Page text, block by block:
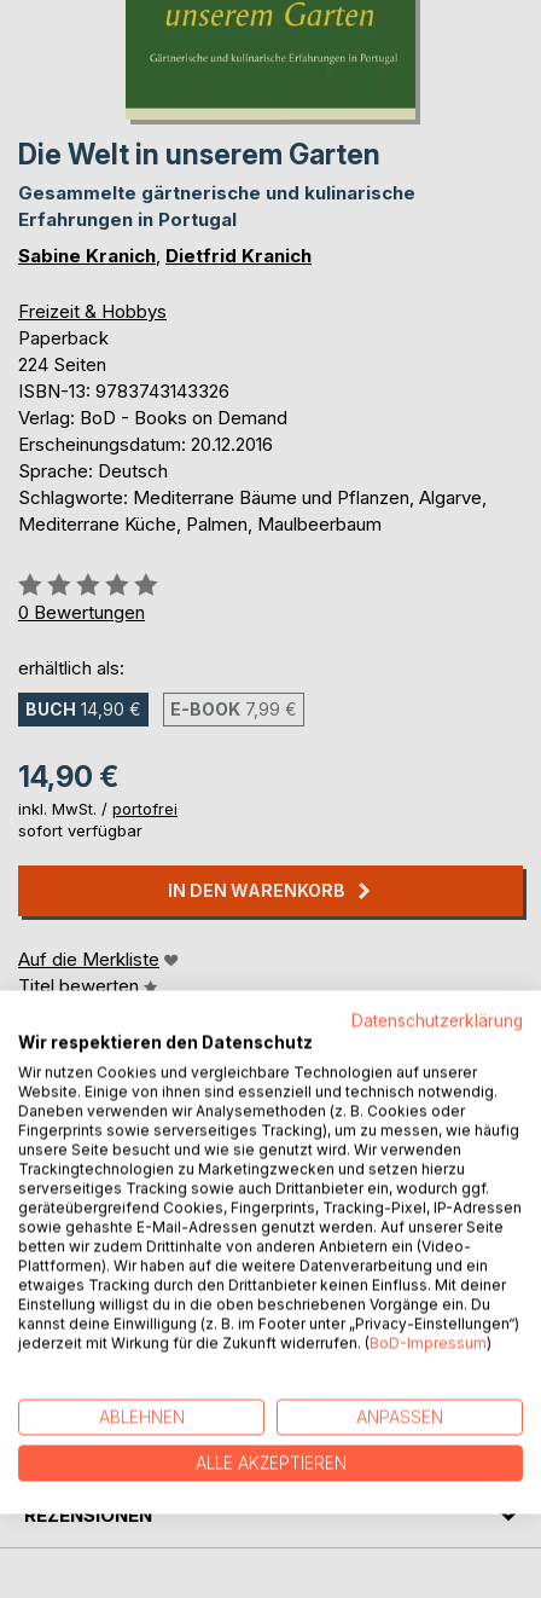
Die Welt in unserem Garten
Gesammelte gärtnerische und kulinarische
Erfahrungen in Portugal
Sabine Kranich Dietfrid Kranich
Freizeit & Hobbys
Paperback
224 Seiten
ISBN-13: 9783743143326
Verlag: BoD - Books on Demand
Erscheinungsdatum: 20.12.2016
Sprache: Deutsch
Schlagworte: Mediterrane Bäume und Pflanzen, Algarve,
Mediterrane Küche, Palmen, Maulbeerbaum
Bewertung::
0%
0 Bewertungen
erhältlich als:
BUCH 14,90 € E-BOOK 7,99 €
14,90 €
inkl. MwSt. / portofrei
sofort verfügbar
IN DEN WARENKORB
Auf die Merkliste
Titel bewerten
BESCHREIBUNG
Gartentipps vom Fachmann für Liebhaber mediterraner
Gärten vermischt mit Pflanzenportraits und Rezepten
typischer Pflanzen Portugals. All diese Kenntnisse wurden
selbst gewonnen in Portugal.
PRESSESTIMMEN
REZENSIONEN
Datenschutzerklärung
Wir respektieren den Datenschutz
Wir nutzen Cookies und vergleichbare Technologien auf unserer
Website. Einige von ihnen sind essenziell und technisch notwendig.
Daneben verwenden wir Analysemethoden (z. B. Cookies oder
Fingerprints sowie serverseitiges Tracking), um zu messen, wie häufig
unsere Seite besucht und wie sie genutzt wird. Wir verwenden
Trackingtechnologien zu Marketingzwecken und setzen hierzu
serverseitiges Tracking sowie auch Drittanbieter ein, wodurch ggf.
geräteübergreifend Cookies, Fingerprints, Tracking-Pixel, IP-Adressen
sowie gehashte E-Mail-Adressen genutzt werden. Auf unserer Seite
betten wir zudem Drittinhalte von anderen Anbietern ein (Video-
Plattformen). Wir haben auf die weitere Datenverarbeitung und ein
etwaiges Tracking durch den Drittanbieter keinen Einfluss. Mit deiner
Einstellung willigst du in die oben beschriebenen Vorgänge ein. Du
kannst deine Einwilligung (z. B. im Footer unter „Privacy-Einstellungen“)
jederzeit mit Wirkung für die Zukunft widerrufen. (BoD-Impressum)
ABLEHNEN ANPASSEN
ALLE AKZEPTIEREN